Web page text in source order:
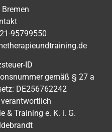
95799550
ID
gemäß § 27 a
DE256762242
& Training e. K. i. G.